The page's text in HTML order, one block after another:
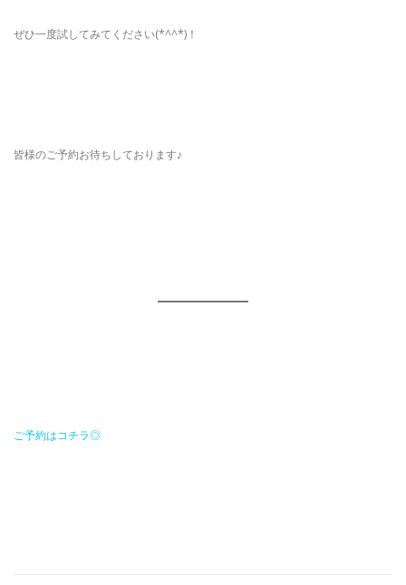
ぜひ一度試してみてください(*^^*)！
皆様のご予約お待ちしております♪
ご予約はコチラ◎